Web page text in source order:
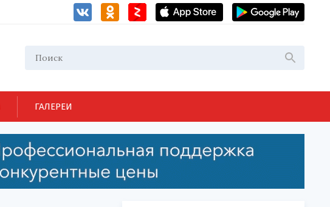
ГАЛЕРЕИ